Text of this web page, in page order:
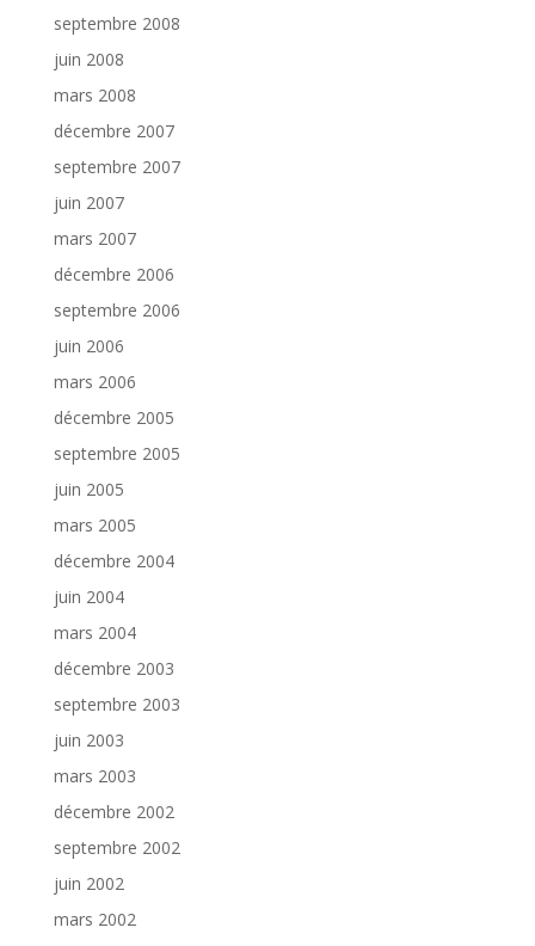
septembre 2008
juin 2008
mars 2008
décembre 2007
septembre 2007
juin 2007
mars 2007
décembre 2006
septembre 2006
juin 2006
mars 2006
décembre 2005
septembre 2005
juin 2005
mars 2005
décembre 2004
juin 2004
mars 2004
décembre 2003
septembre 2003
juin 2003
mars 2003
décembre 2002
septembre 2002
juin 2002
mars 2002